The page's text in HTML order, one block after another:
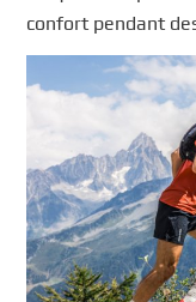
confort pendant